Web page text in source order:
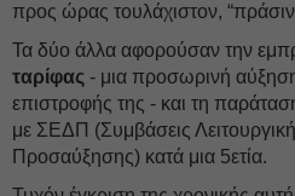
προς ώρας τουλάχιστον,
Τα δύο άλλα αφορούσαν την
ταρίφας - μια προσωρινή
επιστροφής της - και τη
με ΣΕΔΠ (Συμβάσεις
Προσαύξησης) κατά μια 5ετία.